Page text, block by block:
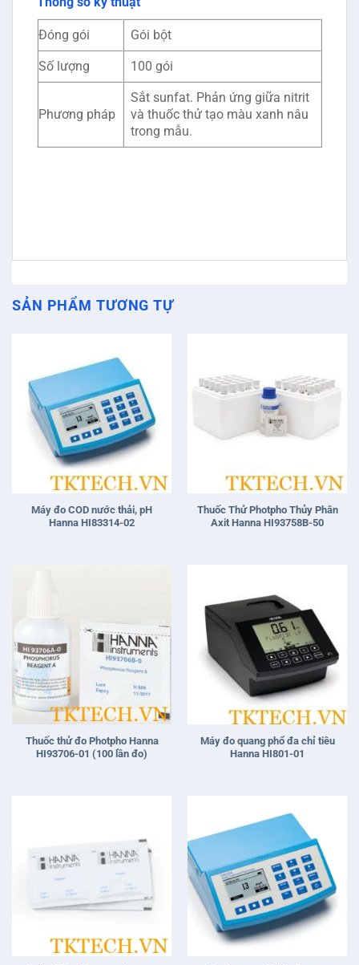
Đóng gói Gói bột
Số lượng 100 gói
Phương pháp
Sắt sunfat. Phản ứng giữa nitrit
và thuốc thử tạo màu xanh nâu
trong mẫu.
SẢN PHẨM TƯƠNG TỰ
Máy đo COD nước thải, pH
Hanna HI83314-02
Thuốc Thử Photpho Thủy Phân
Axit Hanna HI93758B-50
Thuốc thử đo Photpho Hanna
HI93706-01 (100 lần đo)
Máy đo quang phổ đa chỉ tiêu
Hanna HI801-01